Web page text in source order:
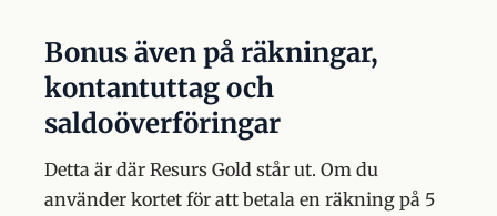
Bonus även på räkningar,
kontantuttag och
saldoöverföringar
Detta är där Resurs Gold står ut. Om du
använder kortet för att betala en räkning på 5